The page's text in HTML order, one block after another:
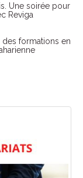
Une soirée pour
Reviga
des formations en